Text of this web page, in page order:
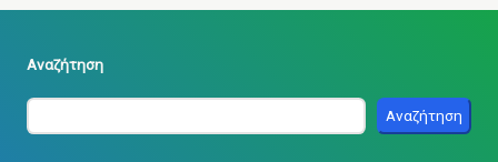
Αναζήτηση
Αναζήτηση